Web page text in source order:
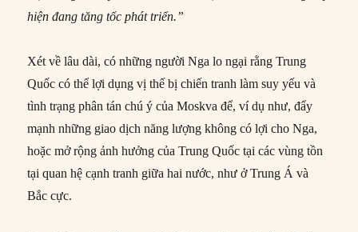
hiện đang tăng tốc phát triển.”
Xét về lâu dài, có những người Nga lo ngại rằng Trung
Quốc có thể lợi dụng vị thế bị chiến tranh làm suy yếu và
tình trạng phân tán chú ý của Moskva để, ví dụ như, đẩy
mạnh những giao dịch năng lượng không có lợi cho Nga,
hoặc mở rộng ảnh hưởng của Trung Quốc tại các vùng tồn
tại quan hệ cạnh tranh giữa hai nước, như ở Trung Á và
Bắc cực.